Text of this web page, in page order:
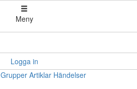
Meny
Logga in
Grupper Artiklar Händelser